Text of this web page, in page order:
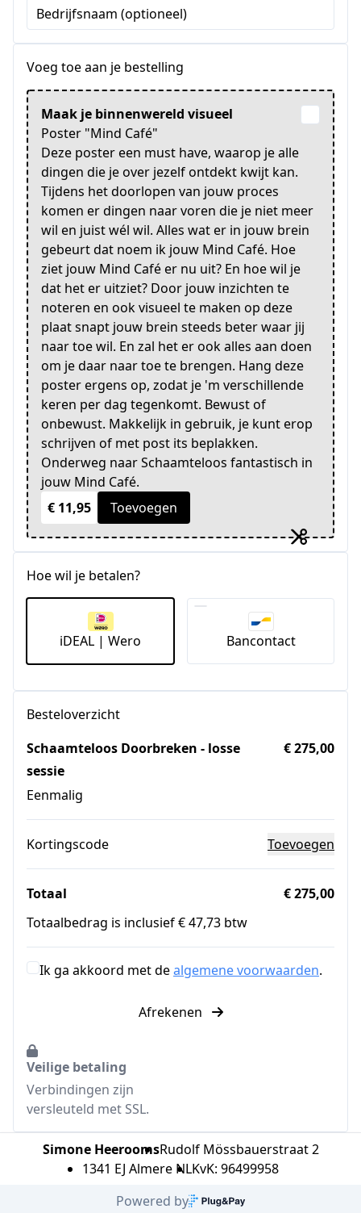
Bedrijfsnaam (optioneel)
Voeg toe aan je bestelling
Maak je binnenwereld visueel
Poster "Mind Café"
Deze poster een must have, waarop je alle
dingen die je over jezelf ontdekt kwijt kan.
Tijdens het doorlopen van jouw proces
komen er dingen naar voren die je niet meer
wil en juist wél wil. Alles wat er in jouw brein
gebeurt dat noem ik jouw Mind Café. Hoe
ziet jouw Mind Café er nu uit? En hoe wil je
dat het er uitziet? Door jouw inzichten te
noteren en ook visueel te maken op deze
plaat snapt jouw brein steeds beter waar jij
naar toe wil. En zal het er ook alles aan doen
om je daar naar toe te brengen. Hang deze
poster ergens op, zodat je 'm verschillende
keren per dag tegenkomt. Bewust of
onbewust. Makkelijk in gebruik, je kunt erop
schrijven of met post its beplakken.
Onderweg naar Schaamteloos fantastisch in
jouw Mind Café.
€ 11,95
Toevoegen
Hoe wil je betalen?
iDEAL | Wero Bancontact
Besteloverzicht
Schaamteloos Doorbreken - losse
sessie
Eenmalig
€ 275,00
Kortingscode Toevoegen
Totaal
€ 275,00
Totaalbedrag is inclusief € 47,73 btw
Ik ga akkoord met dealgemene voorwaarden.
Afrekenen
Veilige betaling
Verbindingen zijn
versleuteld met SSL.
Simone HeeroomsRudolf Mössbauerstraat 2
1341 EJ Almere NLKvK: 96499958
Powered by